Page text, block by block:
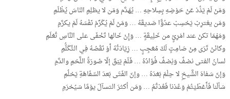
وَمَنْ لَمْ يَذُدْ عَنْ حَوْضِهِ بِسِلاحِهِ … يُهَدَّم وَمَن لا يظلِمِ النّاسَ يُظْلَمِ
وَمَن يغترِبْ يَحْسِبْ عدُوًّا صَديقَهُ … وَمَنْ لَمْ يُكَرِّمْ نَفْسَهُ لَمْ يكرَّمِ
وَمَهْمَا تكنْ عند امْرِئٍ من خَلِيقَةٍ … وَإِنْ خَالها تَخْفَى على النَّاسِ تُعْلَمِ
وكائنْ تَرَى مِنْ صَامِتٍ لَكَ مُعْجِبٍ … زِيَادَتُهُ أَوْ نَقْصُهُ فِي التَّكَلُّمِ
لسانُ الفتى نصْفٌ وَنِصْفٌ فُؤادُهُ … فَلَمْ يَبْقَ إلّا صُورَةُ اللَّحْمِ والدَّمِ
وَإنّ سَفاهَ الشَّيخِ لا حِلْمَ بَعْدَهُ … وإنّ الفَتَى بَعدَ السّفَاهَةِ يَحْلُمِ
سَألْنا فَأَعْطَيْتُمْ وَعُدْنا فَعُدْتُمُ … وَمَن أكثرَ التسآلَ يوْمًا سَيُحْرَمِ